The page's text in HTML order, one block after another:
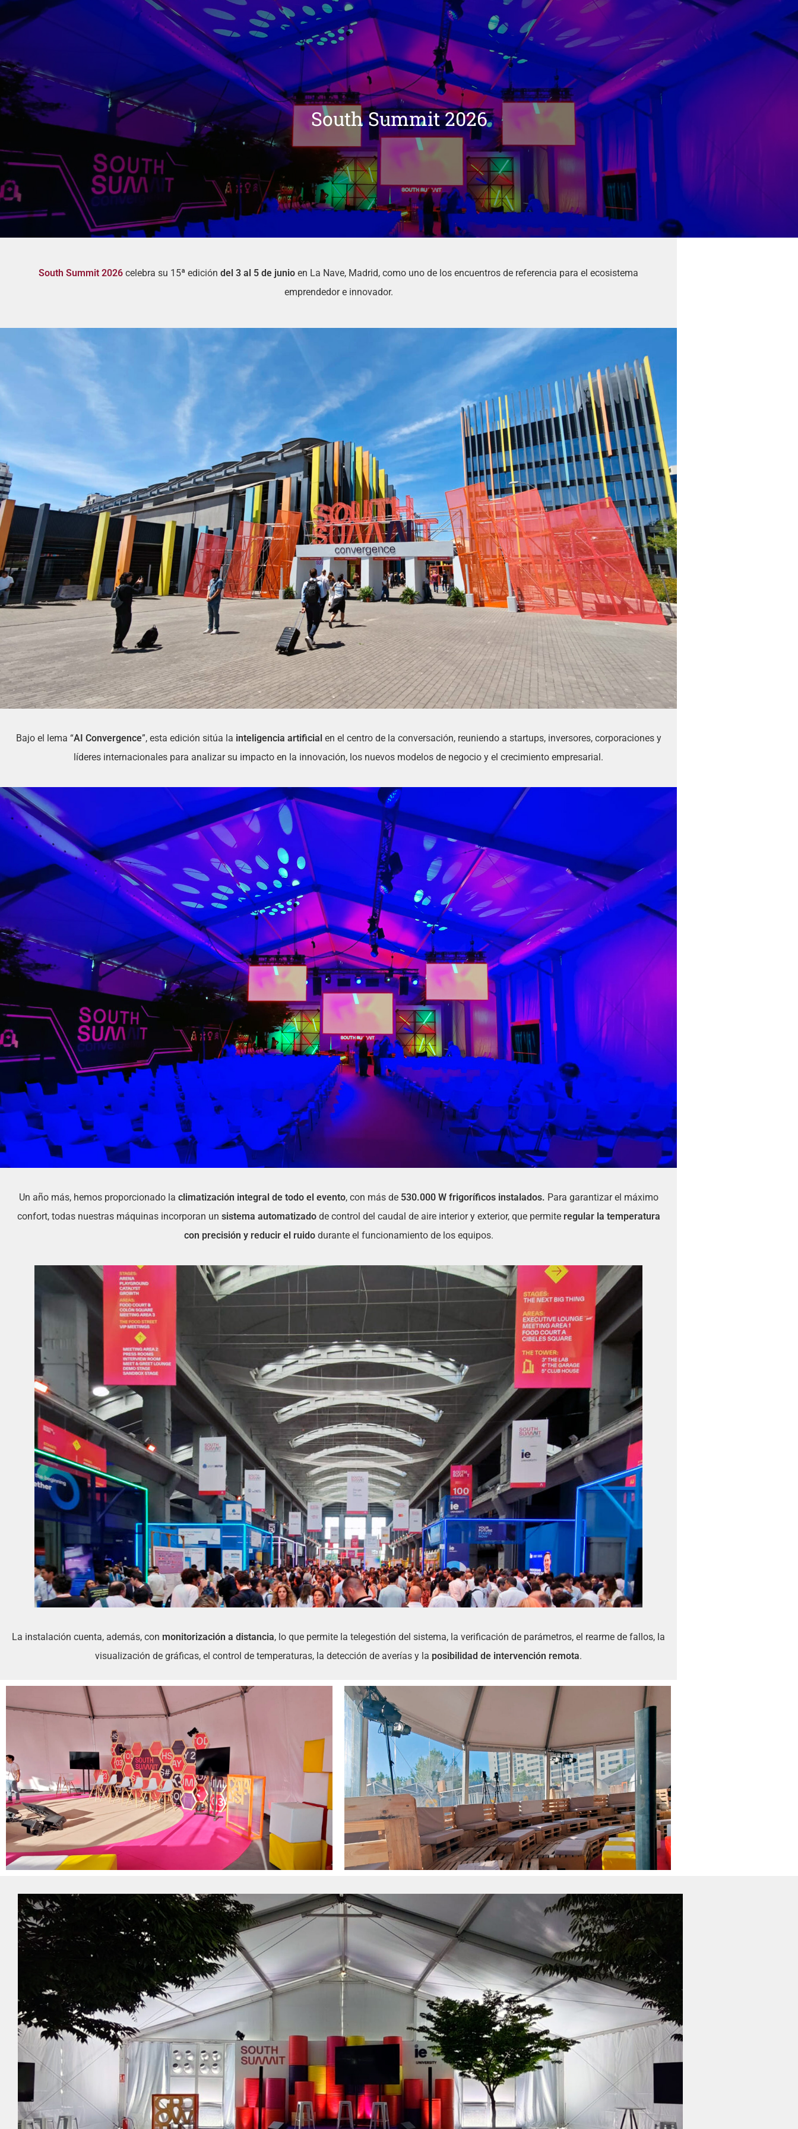
South Summit 2026
South Summit 2026 celebra su 15ª edición del 3 al 5 de junio en La Nave, Madrid, como uno de los encuentros de referencia para el ecosistema
emprendedor e innovador.
Bajo el lema “AI Convergence”, esta edición sitúa la inteligencia artificial en el centro de la conversación, reuniendo a startups, inversores, corporaciones y
líderes internacionales para analizar su impacto en la innovación, los nuevos modelos de negocio y el crecimiento empresarial.
Un año más, hemos proporcionado la climatización integral de todo el evento, con más de 530.000 W frigoríficos instalados. Para garantizar el máximo
confort, todas nuestras máquinas incorporan un sistema automatizadode control del caudal de aire interior y exterior, que permite regular la temperatura
con precisión y reducir el ruidodurante el funcionamiento de los equipos.
La instalación cuenta, además, con monitorización a distancia, lo que permite la telegestión del sistema, la verificación de parámetros, el rearme de fallos, la
visualización de gráficas, el control de temperaturas, la detección de averías y la posibilidad de intervención remota.